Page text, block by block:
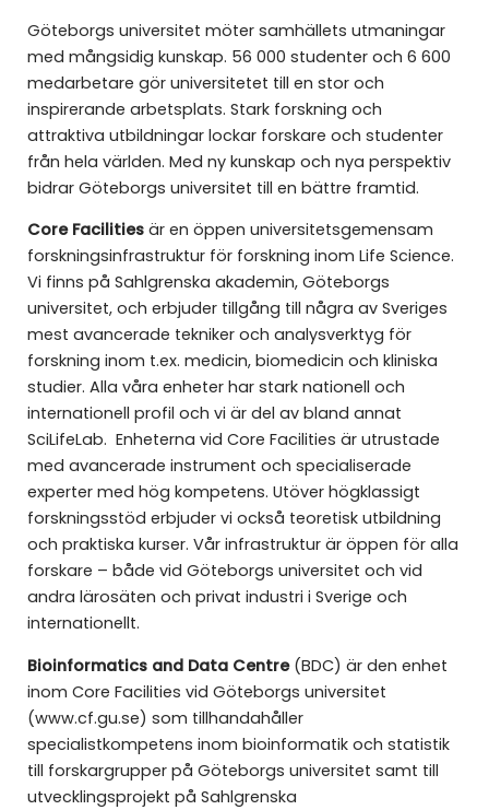
Göteborgs universitet möter samhällets utmaningar
med mångsidig kunskap. 56 000 studenter och 6 600
medarbetare gör universitetet till en stor och
inspirerande arbetsplats. Stark forskning och
attraktiva utbildningar lockar forskare och studenter
från hela världen. Med ny kunskap och nya perspektiv
bidrar Göteborgs universitet till en bättre framtid.
Core Facilitiesär en öppen universitetsgemensam
forskningsinfrastruktur för forskning inom Life Science.
Vi finns på Sahlgrenska akademin, Göteborgs
universitet, och erbjuder tillgång till några av Sveriges
mest avancerade tekniker och analysverktyg för
forskning inom t.ex. medicin, biomedicin och kliniska
studier. Alla våra enheter har stark nationell och
internationell profil och vi är del av bland annat
SciLifeLab. Enheterna vid Core Facilities är utrustade
med avancerade instrument och specialiserade
experter med hög kompetens. Utöver högklassigt
forskningsstöd erbjuder vi också teoretisk utbildning
och praktiska kurser. Vår infrastruktur är öppen för alla
forskare – både vid Göteborgs universitet och vid
andra lärosäten och privat industri i Sverige och
internationellt.
Bioinformatics and Data Centre(BDC) är den enhet
inom Core Facilities vid Göteborgs universitet
(www.cf.gu.se) som tillhandahåller
specialistkompetens inom bioinformatik och statistik
till forskargrupper på Göteborgs universitet samt till
utvecklingsprojekt på Sahlgrenska